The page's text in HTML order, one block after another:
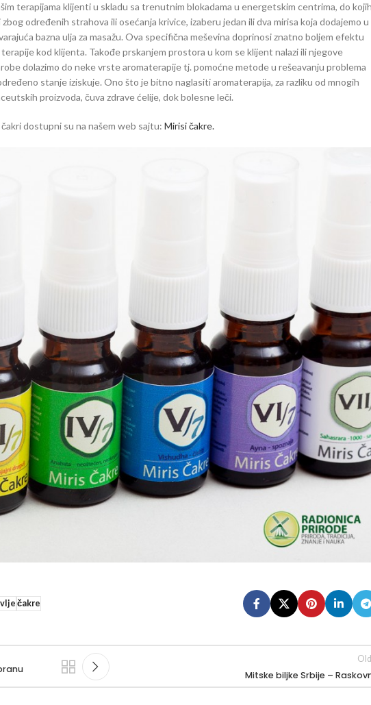
terapijama klijenti u skladu sa trenutnim blokadama u energetskim centrima, do
zbog određenih strahova ili osećanja krivice, izaberu jedan ili dva mirisa koja dodajemo u
bazna ulja za masažu. Ova specifična meševina doprinosi znatno boljem efektu
terapije kod klijenta. Takođe prskanjem prostora u kom se klijent nalazi ili njegove
dolazimo do neke vrste aromaterapije tj. pomoćne metode u rešeavanju problema
stanje iziskuje. Ono što je bitno naglasiti aromaterapija, za razliku od mnogih
proizvoda, čuva zdrave ćelije, dok bolesne leči.
dostupni su na našem web sajtu: Mirisi čakre.
čakre
Mitske biljke Srbije –